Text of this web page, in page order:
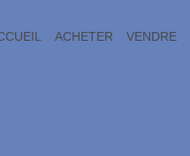
ACHETER VENDRE